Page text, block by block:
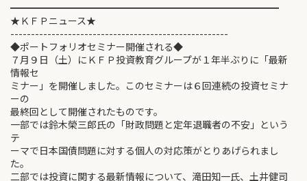
━━━━━━━━━━━━━━━━━━━━━━━━━━━━
★ＫＦＰニュース★
-----------------------------------------------------
◆ポートフォリオセミナー開催される◆
７月９日（土）にＫＦＰ投資教育グループが１年半ぶりに「最新
情報セ
ミナー」を開催しました。このセミナーは６回連続の投資セミナ
ーの
最終回として開催されたものです。
一部では鈴木榮三郎氏の「財政問題と定年退職者の不安」という
テ
ーマで日本国債問題に対する個人の対応策がとりあげられまし
た。
二部では投資に関する最新情報について、滝田知一氏、土井健司